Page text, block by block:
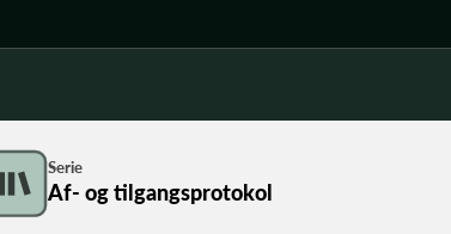
Serie
Af- og tilgangsprotokol